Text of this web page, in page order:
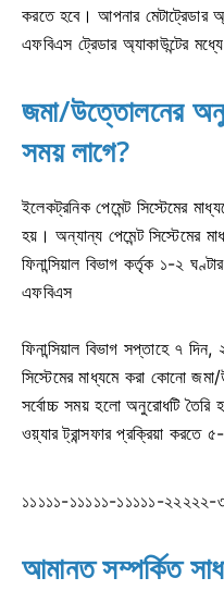
করতে হবে। আপনার মেটাট্রেডার
এফবিএস ট্রেডার অ্যাকাউন্টের
জমা/উত্তোলনের
সময় লাগে?
ইলেকট্রনিক পেমেন্ট সিস্টেমের
হয়। অন্যান্য পেমেন্ট সিস্টেমের
ফিনান্সিয়াল বিভাগ কর্তৃক ১-২
এফবিএস
ফিনান্সিয়াল বিভাগ সপ্তাহে ৭
সিস্টেমের মাধ্যমে করা কোনো
সর্বোচ্চ সময় হলো অনুরোধটি তৈরি
ওয়্যার ট্রান্সফার প্রক্রিয়া করতে
১১১১১-১১১১১-১১১১১-
আমানত সম্পর্কিত